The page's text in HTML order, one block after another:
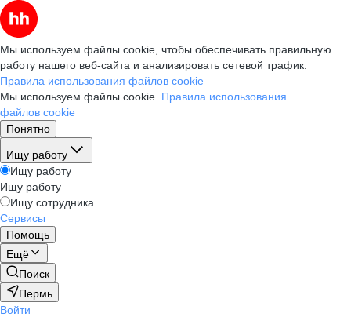
Мы используем файлы cookie, чтобы обеспечивать правильную
работу нашего веб-сайта и анализировать сетевой трафик.
Правила использования файлов cookie
Мы используем файлы cookie. Правила использования
файлов cookie
Понятно
Ищу работу
Ищу работу
Ищу работу
Ищу сотрудника
Сервисы
Помощь
Ещё
Поиск
Пермь
Войти